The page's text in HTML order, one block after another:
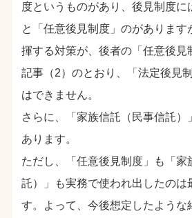
度というものがあり、後見制度に
と「任意後見制度」のがあります
揮する対策が、後者の「任意後
記事（2）のとおり、「法定後見
はできません。
さらに、「家族信託（民事信託）
あります。
ただし、「任意後見制度」も「家
託）」も実務で使われ出したのは
す。よって、今後想定したような